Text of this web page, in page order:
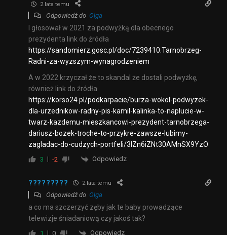
2 lata temu
Odpowiedź do Olga
I głosował w 2021 za podwyżką dla obecnego
prezydenta link do źródła
https://sandomierz.gosc.pl/doc/7239410.Tarnobrzeg-
Radni-za-wyzszym-wynagrodzeniem
A w 2022 krzyczał że to skandal że dostali podwyżkę,
również link do źródła
https://korso24.pl/podkarpacie/burza-wokol-podwyzek-
dla-urzednikow-radny-pis-kamil-kalinka-to-naplucie-w-
twarz-kazdemu-mieszkancowi-prezydent-tarnobrzega-
dariusz-bozek-troche-to-przykre-zawsze-lubimy-
zagladac-do-cudzych-portfeli/3IZn6iZNt30AMnSX9YzO
3 -2 Odpowiedz
????????? 2 lata temu
Odpowiedź do Olga
a co ma szczerzyć zęby jak te baby prowadzące
telewizje śniadaniową czy jakoś tak?
1 0 Odpowiedz